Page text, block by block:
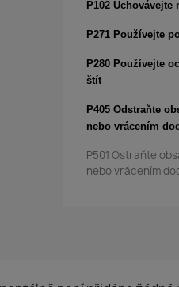
P102
P271 Používejte
P280 Používejte
štít
P405 Odstraňte
nebo vrácením
P501 Ostraňte
nebo vrácením